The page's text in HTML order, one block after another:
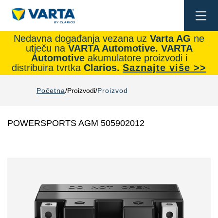
Nedavna događanja vezana uz Varta AG ne
utječu na VARTA Automotive. VARTA
Automotiveakumulatore proizvodi i
distribuira tvrtka Clarios. Saznajte više >>
Početna Proizvodi Proizvod
POWERSPORTS AGM 505902012